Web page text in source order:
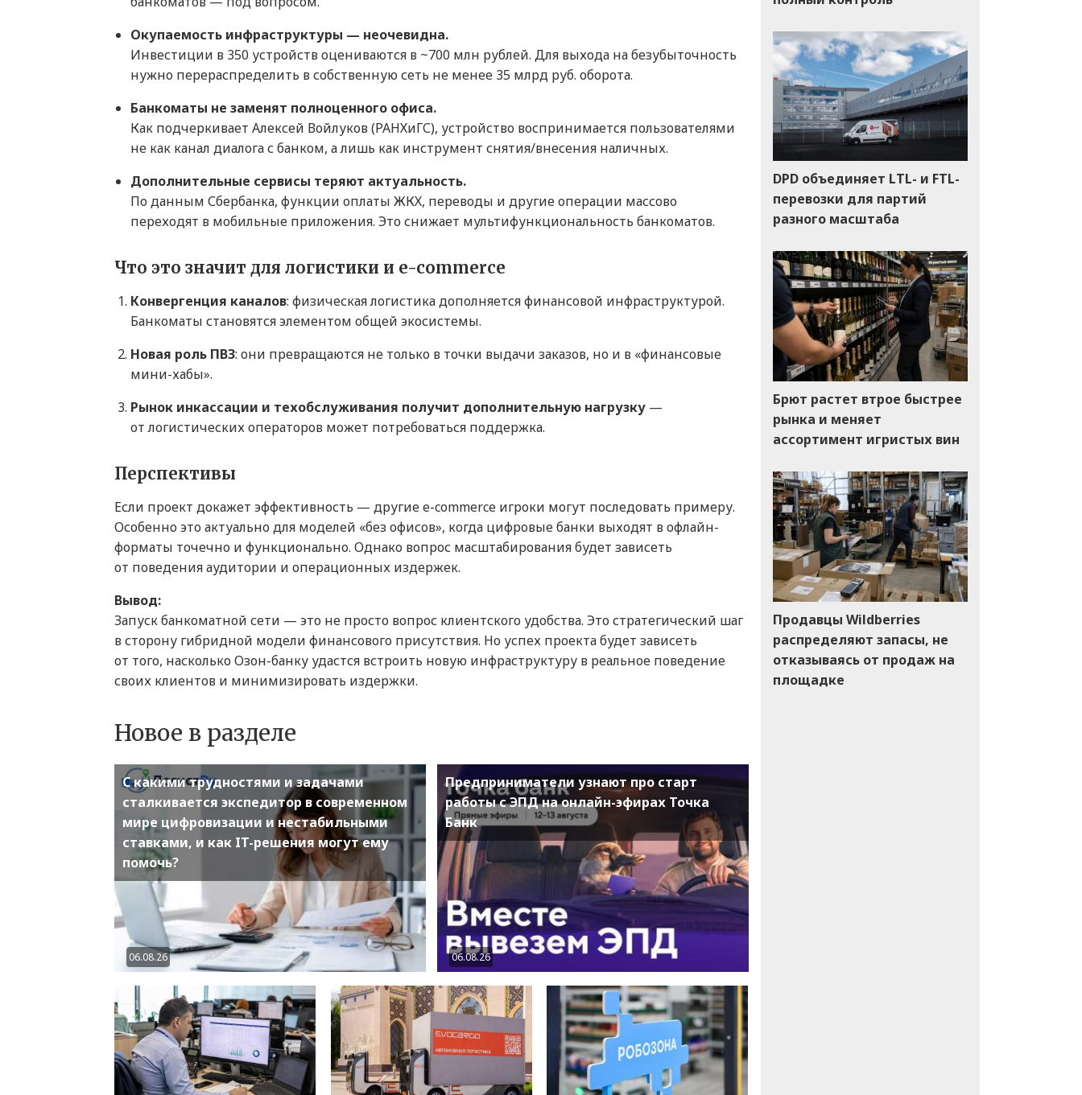
Окупаемость инфраструктуры — неочевидна.
Инвестиции в 350 устройств оцениваются в ~700 млн рублей. Для выхода на безубыточность
нужно перераспределить в собственную сеть не менее 35 млрд руб. оборота.
Банкоматы не заменят полноценного офиса.
Как подчеркивает Алексей Войлуков (РАНХиГС), устройство воспринимается пользователями
не как канал диалога с банком, а лишь как инструмент снятия/внесения наличных.
Дополнительные сервисы теряют актуальность.
По данным Сбербанка, функции оплаты ЖКХ, переводы и другие операции массово
переходят в мобильные приложения. Это снижает мультифункциональность банкоматов.
Что это значит для логистики и e-commerce
Конвергенция каналов: физическая логистика дополняется финансовой инфраструктурой.
Банкоматы становятся элементом общей экосистемы.
Новая роль ПВЗ: они превращаются не только в точки выдачи заказов, но и в «финансовые
мини-хабы».
Рынок инкассации и техобслуживания получит дополнительную нагрузку —
от логистических операторов может потребоваться поддержка.
Перспективы
Если проект докажет эффективность — другие e-commerce игроки могут последовать примеру.
Особенно это актуально для моделей «без офисов», когда цифровые банки выходят в офлайн-
форматы точечно и функционально. Однако вопрос масштабирования будет зависеть
от поведения аудитории и операционных издержек.
Вывод:
Запуск банкоматной сети — это не просто вопрос клиентского удобства. Это стратегический шаг
в сторону гибридной модели финансового присутствия. Но успех проекта будет зависеть
от того, насколько Озон-банку удастся встроить новую инфраструктуру в реальное поведение
своих клиентов и минимизировать издержки.
Новое в разделе
С какими трудностями и задачами
сталкивается экспедитор в современном
мире цифровизации и нестабильными
ставками, и как IT-решения могут ему
помочь?
06.08.26
Предприниматели узнают про старт
работы с ЭПД на онлайн-эфирах Точка
Банк
06.08.26
DPD объединяет LTL- и FTL-
перевозки для партий
разного масштаба
Брют растет втрое быстрее
рынка и меняет
ассортимент игристых вин
Продавцы Wildberries
распределяют запасы, не
отказываясь от продаж на
площадке